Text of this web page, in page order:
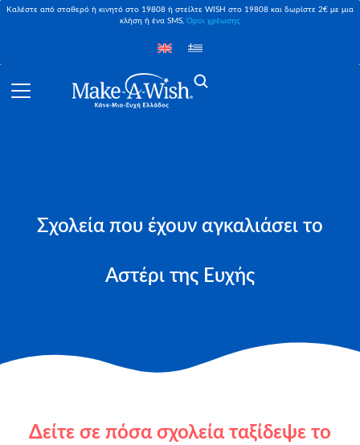
Καλέστε από σταθερό ή κινητό στο 19808 ή στείλτε WISH στο 19808 και δωρίστε 2€ με μια
κλήση ή ένα SMS,Όροι χρέωσης
Σχολεία που έχουν αγκαλιάσει το
Αστέρι της Ευχής
Δείτε σε πόσα σχολεία ταξίδεψε το